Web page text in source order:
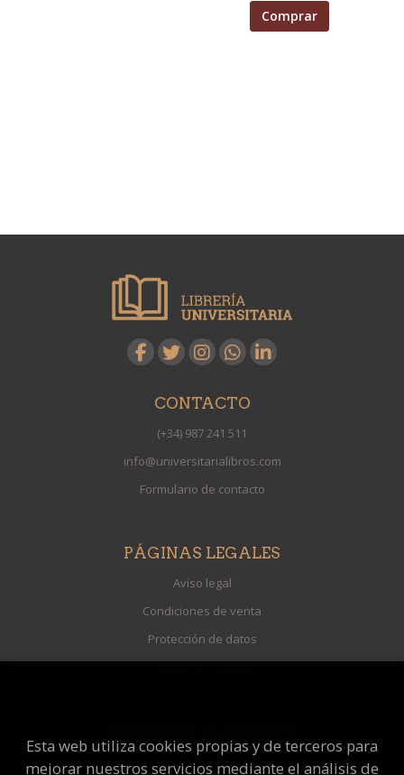
Comprar
CONTACTO
(+34) 987 241 511
info@universitarialibros.com
Formulario de contacto
PÁGINAS LEGALES
Aviso legal
Condiciones de venta
Protección de datos
Política de Cookies
Quiénes somos
Esta web utiliza cookies propias y de terceros para
mejorar nuestros servicios mediante el análisis de